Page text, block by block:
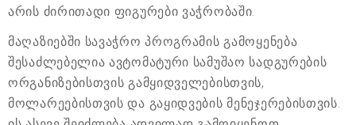
არის ძირითადი ფიგურები ვაჭრობაში.
მაღაზიებში სავაჭრო პროგრამის გამოყენება
შესაძლებელია ავტომატური სამუშაო სადგურების
ორგანიზებისთვის გამყიდველებისთვის,
მოლარეებისთვის და გაყიდვების მენეჯერებისთვის.